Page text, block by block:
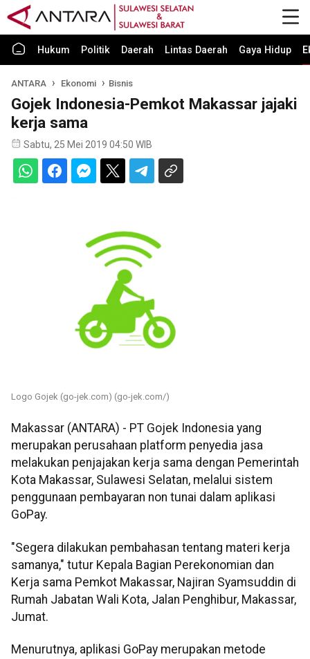
Hukum Politik Daerah Lintas Daerah Gaya Hidup
ANTARA Ekonomi Bisnis
Gojek Indonesia-Pemkot Makassar jajaki
kerja sama
Sabtu, 25 Mei 2019 04:50 WIB
Logo Gojek (go-jek.com) (go-jek.com/)
Makassar (ANTARA) - PT Gojek Indonesia yang
merupakan perusahaan platform penyedia jasa
melakukan penjajakan kerja sama dengan Pemerintah
Kota Makassar, Sulawesi Selatan, melalui sistem
penggunaan pembayaran non tunai dalam aplikasi
GoPay.
"Segera dilakukan pembahasan tentang materi kerja
samanya," tutur Kepala Bagian Perekonomian dan
Kerja sama Pemkot Makassar, Najiran Syamsuddin di
Rumah Jabatan Wali Kota, Jalan Penghibur, Makassar,
Jumat.
Menurutnya, aplikasi GoPay merupakan metode